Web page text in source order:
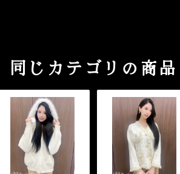
同じカテゴリの商品